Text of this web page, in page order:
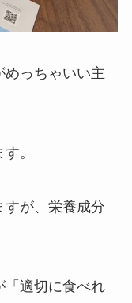
めっちゃいい主
。
すが、栄養成分
「適切に食べれ